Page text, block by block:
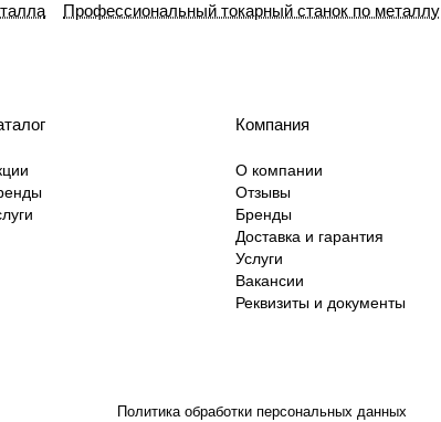
Профессиональный токарный станок по металлу
Компания
О компании
Отзывы
Бренды
Доставка и гарантия
Услуги
Вакансии
Реквизиты и документы
Политика обработки персональных данных